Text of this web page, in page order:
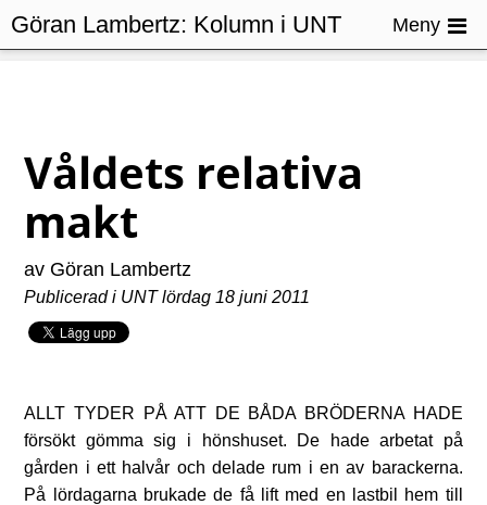
Våldets relativa
makt
av Göran Lambertz
Publicerad i UNT lördag 18 juni 2011
Allt tyder på att de båda bröderna hade
försökt gömma sig i hönshuset. De hade arbetat på
gården i ett halvår och delade rum i en av barackerna.
På lördagarna brukade de få lift med en lastbil hem till
Göran Lambertz: Kolumn i UNT Meny